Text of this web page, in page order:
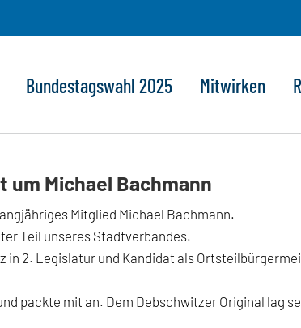
Bundestagswahl 2025 Mitwirken
Michael Bachmann
Mitglied Michael Bachmann.
Teil unseres Stadtverbandes.
in 2. Legislatur und Kandidat als
packte mit an. Dem Debschwitzer Original lag